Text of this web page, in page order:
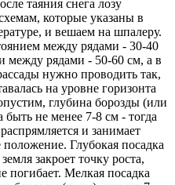
таяния снега лозу
которые указаны в
и вешаем на шпалеру.
между рядами - 30-40
между рядами - 50-60 см, а в
нужно проводить так,
на уровне горизонта
глубина борозды (или
не менее 7-8 см - тогда
и занимает
Глубокая посадка
закроет точку роста,
погибает. Мелкая посадка